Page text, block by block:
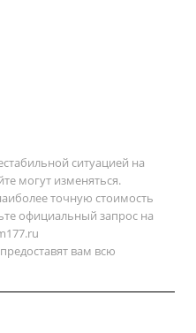
ситуацией на
могут изменяться.
точную стоимость
официальный запрос на
вам всю